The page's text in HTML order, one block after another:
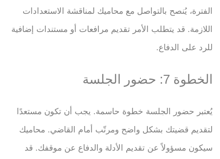
الفترة، يُنصح بالتواصل مع محاميك لمناقشة الاستعدادات
اللازمة. قد يتطلب الأمر تقديم مرافعات أو مستندات إضافية
للرد على الدفاع.
الخطوة 7: حضور الجلسة
يُعتبر حضور الجلسة خطوة حاسمة. يجب أن تكون مستعدًا
لتقديم قضيتك بشكل واضح ومرتّب أمام القاضي. محاميك
سيكون مسؤولاً عن تقديم الأدلة والدفاع عن موقفك. قد